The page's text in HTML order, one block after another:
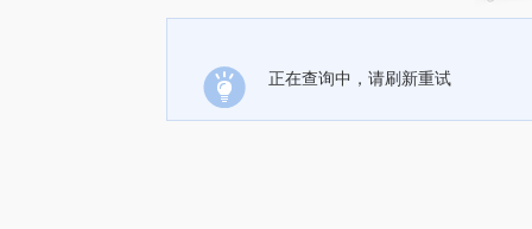
正在查询中，请刷新重试